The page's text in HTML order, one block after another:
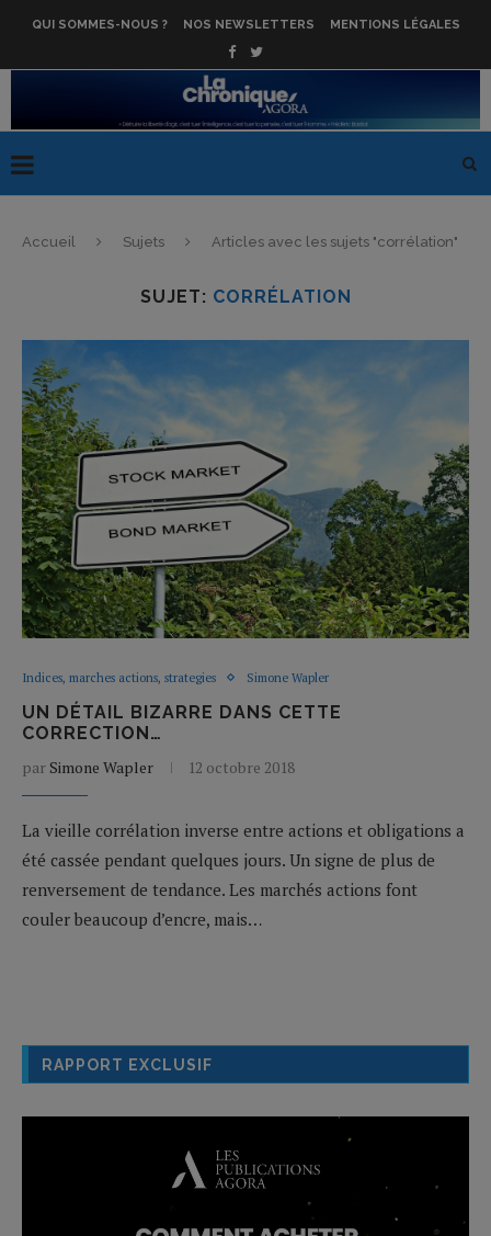
QUI SOMMES-NOUS ? NOS NEWSLETTERS MENTIONS LÉGALES
Accueil Sujets Articles avec les sujets "corrélation"
SUJET: CORRÉLATION
Indices, marches actions, strategies Simone Wapler
UN DÉTAIL BIZARRE DANS CETTE
CORRECTION…
par Simone Wapler 12 octobre 2018
La vieille corrélation inverse entre actions et obligations a
été cassée pendant quelques jours. Un signe de plus de
renversement de tendance. Les marchés actions font
couler beaucoup d’encre, mais…
RAPPORT EXCLUSIF